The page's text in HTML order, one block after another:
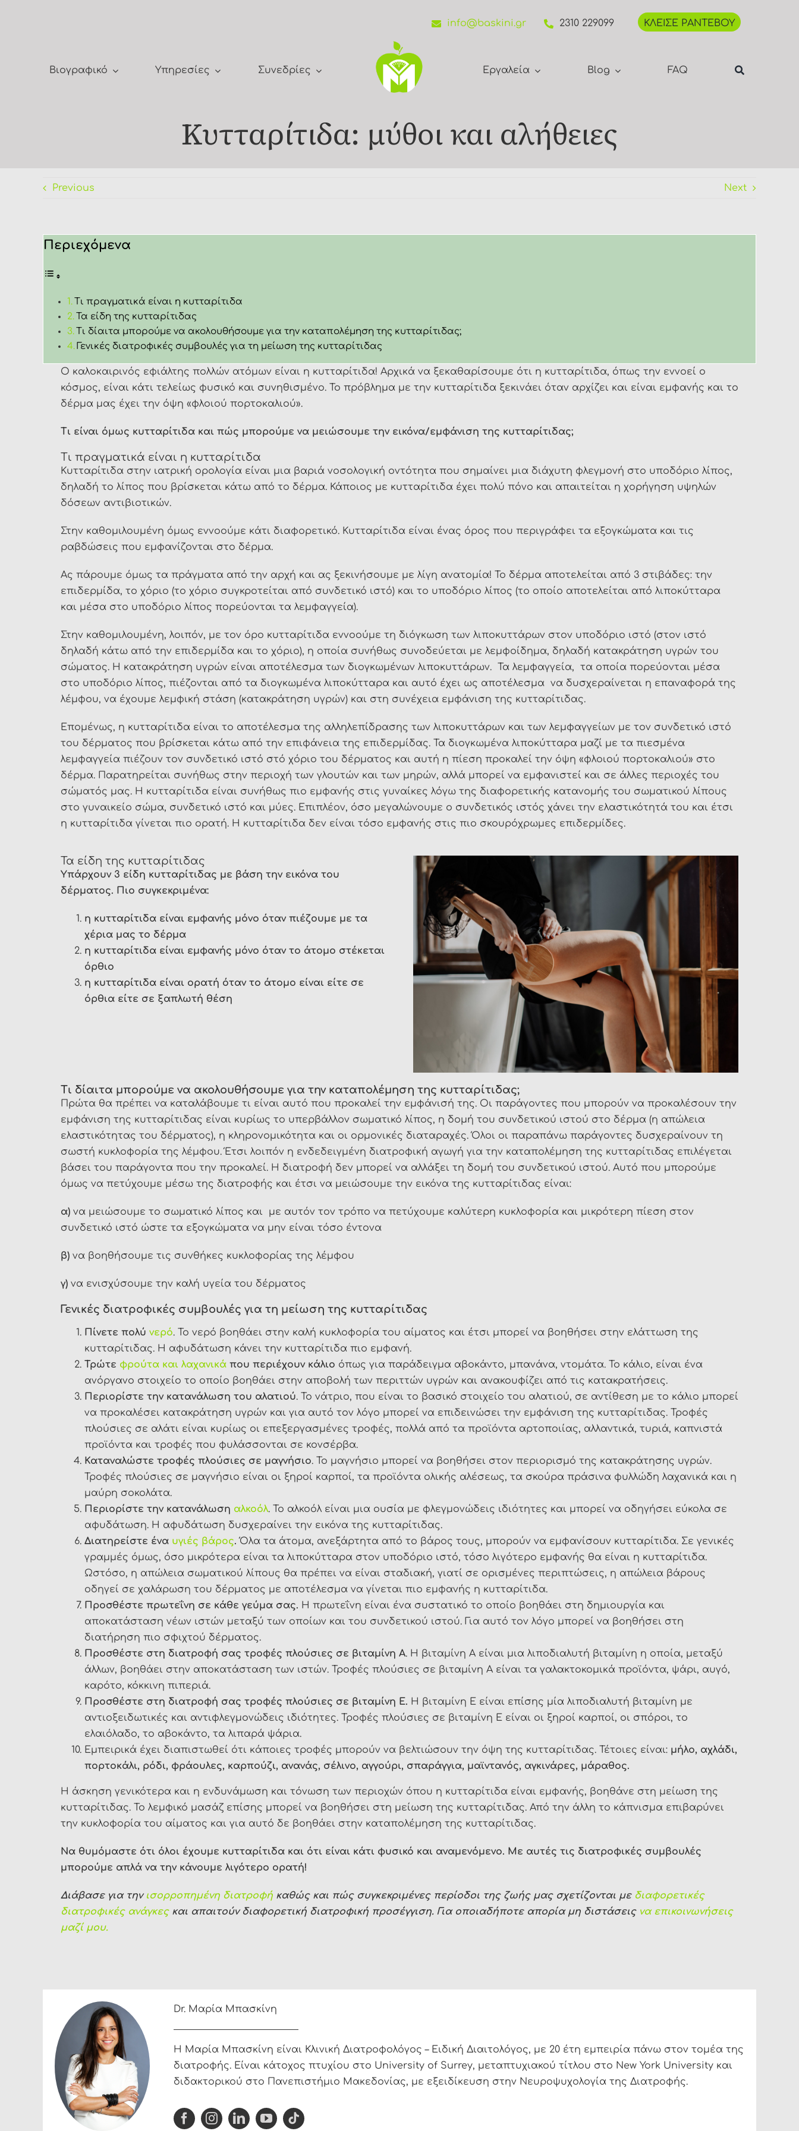
info@baskini.gr 2310 229099 ΚΛΕΙΣΕ ΡΑΝΤΕΒΟΥ
Βιογραφικό Υπηρεσίες Συνεδρίες Εργαλεία Blog FAQ
Κυτταρίτιδα: μύθοι και αλήθειες
Previous Next
Περιεχόμενα
Τι πραγματικά είναι η κυτταρίτιδα
Τα είδη της κυτταρίτιδας
Τι δίαιτα μπορούμε να ακολουθήσουμε για την καταπολέμηση της κυτταρίτιδας;
Γενικές διατροφικές συμβουλές για τη μείωση της κυτταρίτιδας
Ο καλοκαιρινός εφιάλτης πολλών ατόμων είναι η κυτταρίτιδα! Αρχικά να ξεκαθαρίσουμε ότι η κυτταρίτιδα, όπως την εννοεί ο
κόσμος, είναι κάτι τελείως φυσικό και συνηθισμένο. Το πρόβλημα με την κυτταρίτιδα ξεκινάει όταν αρχίζει και είναι εμφανής και το
δέρμα μας έχει την όψη «φλοιού πορτοκαλιού».
Τι είναι όμως κυτταρίτιδα και πώς μπορούμε να μειώσουμε την εικόνα/εμφάνιση της κυτταρίτιδας;
Τι πραγματικά είναι η κυτταρίτιδα
Κυτταρίτιδα στην ιατρική ορολογία είναι μια βαριά νοσολογική οντότητα που σημαίνει μια διάχυτη φλεγμονή στο υποδόριο λίπος,
δηλαδή το λίπος που βρίσκεται κάτω από το δέρμα. Κάποιος με κυτταρίτιδα έχει πολύ πόνο και απαιτείται η χορήγηση υψηλών
δόσεων αντιβιοτικών.
Στην καθομιλουμένη όμως εννοούμε κάτι διαφορετικό. Κυτταρίτιδα είναι ένας όρος που περιγράφει τα εξογκώματα και τις
ραβδώσεις που εμφανίζονται στο δέρμα.
Ας πάρουμε όμως τα πράγματα από την αρχή και ας ξεκινήσουμε με λίγη ανατομία! Το δέρμα αποτελείται από 3 στιβάδες: την
επιδερμίδα, το χόριο (το χόριο συγκροτείται από συνδετικό ιστό) και το υποδόριο λίπος (το οποίο αποτελείται από λιποκύτταρα
και μέσα στο υποδόριο λίπος πορεύονται τα λεμφαγγεία).
Στην καθομιλουμένη, λοιπόν, με τον όρο κυτταρίτιδα εννοούμε τη διόγκωση των λιποκυττάρων στον υποδόριο ιστό (στον ιστό
δηλαδή κάτω από την επιδερμίδα και το χόριο), η οποία συνήθως συνοδεύεται με λεμφοίδημα, δηλαδή κατακράτηση υγρών του
σώματος. Η κατακράτηση υγρών είναι αποτέλεσμα των διογκωμένων λιποκυττάρων. Τα λεμφαγγεία, τα οποία πορεύονται μέσα
στο υποδόριο λίπος, πιέζονται από τα διογκωμένα λιποκύτταρα και αυτό έχει ως αποτέλεσμα να δυσχεραίνεται η επαναφορά της
λέμφου, να έχουμε λεμφική στάση (κατακράτηση υγρών) και στη συνέχεια εμφάνιση της κυτταρίτιδας.
Επομένως, η κυτταρίτιδα είναι το αποτέλεσμα της αλληλεπίδρασης των λιποκυττάρων και των λεμφαγγείων με τον συνδετικό ιστό
του δέρματος που βρίσκεται κάτω από την επιφάνεια της επιδερμίδας. Τα διογκωμένα λιποκύτταρα μαζί με τα πιεσμένα
λεμφαγγεία πιέζουν τον συνδετικό ιστό στό χόριο του δέρματος και αυτή η πίεση προκαλεί την όψη «φλοιού πορτοκαλιού» στο
δέρμα. Παρατηρείται συνήθως στην περιοχή των γλουτών και των μηρών, αλλά μπορεί να εμφανιστεί και σε άλλες περιοχές του
σώματός μας. Η κυτταρίτιδα είναι συνήθως πιο εμφανής στις γυναίκες λόγω της διαφορετικής κατανομής του σωματικού λίπους
στο γυναικείο σώμα, συνδετικό ιστό και μύες. Επιπλέον, όσο μεγαλώνουμε ο συνδετικός ιστός χάνει την ελαστικότητά του και έτσι
η κυτταρίτιδα γίνεται πιο ορατή. Η κυτταρίτιδα δεν είναι τόσο εμφανής στις πιο σκουρόχρωμες επιδερμίδες.
Τα είδη της κυτταρίτιδας
Υπάρχουν 3 είδη κυτταρίτιδας με βάση την εικόνα του
δέρματος. Πιο συγκεκριμένα:
η κυτταρίτιδα είναι εμφανής μόνο όταν πιέζουμε με τα
χέρια μας το δέρμα
η κυτταρίτιδα είναι εμφανής μόνο όταν το άτομο στέκεται
όρθιο
η κυτταρίτιδα είναι ορατή όταν το άτομο είναι είτε σε
όρθια είτε σε ξαπλωτή θέση
Τι δίαιτα μπορούμε να ακολουθήσουμε για την καταπολέμηση της κυτταρίτιδας;
Πρώτα θα πρέπει να καταλάβουμε τι είναι αυτό που προκαλεί την εμφάνισή της. Οι παράγοντες που μπορούν να προκαλέσουν την
εμφάνιση της κυτταρίτιδας είναι κυρίως το υπερβάλλον σωματικό λίπος, η δομή του συνδετικού ιστού στο δέρμα (η απώλεια
ελαστικότητας του δέρματος), η κληρονομικότητα και οι ορμονικές διαταραχές. Όλοι οι παραπάνω παράγοντες δυσχεραίνουν τη
σωστή κυκλοφορία της λέμφου. Έτσι λοιπόν η ενδεδειγμένη διατροφική αγωγή για την καταπολέμηση της κυτταρίτιδας επιλέγεται
βάσει του παράγοντα που την προκαλεί. Η διατροφή δεν μπορεί να αλλάξει τη δομή του συνδετικού ιστού. Αυτό που μπορούμε
όμως να πετύχουμε μέσω της διατροφής και έτσι να μειώσουμε την εικόνα της κυτταρίτιδας είναι:
α)να μειώσουμε το σωματικό λίπος και με αυτόν τον τρόπο να πετύχουμε καλύτερη κυκλοφορία και μικρότερη πίεση στον
συνδετικό ιστό ώστε τα εξογκώματα να μην είναι τόσο έντονα
β)να βοηθήσουμε τις συνθήκες κυκλοφορίας της λέμφου
γ)να ενισχύσουμε την καλή υγεία του δέρματος
Γενικές διατροφικές συμβουλές για τη μείωση της κυτταρίτιδας
Πίνετε πολύ νερό. Το νερό βοηθάει στην καλή κυκλοφορία του αίματος και έτσι μπορεί να βοηθήσει στην ελάττωση της
κυτταρίτιδας. Η αφυδάτωση κάνει την κυτταρίτιδα πιο εμφανή.
Τρώτε φρούτα και λαχανικά που περιέχουν κάλιο όπως για παράδειγμα αβοκάντο, μπανάνα, ντομάτα. Το κάλιο, είναι ένα
ανόργανο στοιχείο το οποίο βοηθάει στην αποβολή των περιττών υγρών και ανακουφίζει από τις κατακρατήσεις.
Περιορίστε την κατανάλωση του αλατιού. Το νάτριο, που είναι το βασικό στοιχείο του αλατιού, σε αντίθεση με το κάλιο μπορεί
να προκαλέσει κατακράτηση υγρών και για αυτό τον λόγο μπορεί να επιδεινώσει την εμφάνιση της κυτταρίτιδας. Τροφές
πλούσιες σε αλάτι είναι κυρίως οι επεξεργασμένες τροφές, πολλά από τα προϊόντα αρτοποιίας, αλλαντικά, τυριά, καπνιστά
προϊόντα και τροφές που φυλάσσονται σε κονσέρβα.
Καταναλώστε τροφές πλούσιες σε μαγνήσιο. Το μαγνήσιο μπορεί να βοηθήσει στον περιορισμό της κατακράτησης υγρών.
Τροφές πλούσιες σε μαγνήσιο είναι οι ξηροί καρποί, τα προϊόντα ολικής αλέσεως, τα σκούρα πράσινα φυλλώδη λαχανικά και η
μαύρη σοκολάτα.
Περιορίστε την κατανάλωση αλκοόλ. Το αλκοόλ είναι μια ουσία με φλεγμονώδεις ιδιότητες και μπορεί να οδηγήσει εύκολα σε
αφυδάτωση. Η αφυδάτωση δυσχεραίνει την εικόνα της κυτταρίτιδας.
Διατηρείστε ένα υγιές βάρος.Όλα τα άτομα, ανεξάρτητα από το βάρος τους, μπορούν να εμφανίσουν κυτταρίτιδα. Σε γενικές
γραμμές όμως, όσο μικρότερα είναι τα λιποκύτταρα στον υποδόριο ιστό, τόσο λιγότερο εμφανής θα είναι η κυτταρίτιδα.
Ωστόσο, η απώλεια σωματικού λίπους θα πρέπει να είναι σταδιακή, γιατί σε ορισμένες περιπτώσεις, η απώλεια βάρους
οδηγεί σε χαλάρωση του δέρματος με αποτέλεσμα να γίνεται πιο εμφανής η κυτταρίτιδα.
Προσθέστε πρωτεΐνη σε κάθε γεύμα σας. Η πρωτεΐνη είναι ένα συστατικό το οποίο βοηθάει στη δημιουργία και
αποκατάσταση νέων ιστών μεταξύ των οποίων και του συνδετικού ιστού. Για αυτό τον λόγο μπορεί να βοηθήσει στη
διατήρηση πιο σφιχτού δέρματος.
Προσθέστε στη διατροφή σας τροφές πλούσιες σε βιταμίνη Α. Η βιταμίνη Α είναι μια λιποδιαλυτή βιταμίνη η οποία, μεταξύ
άλλων, βοηθάει στην αποκατάσταση των ιστών. Τροφές πλούσιες σε βιταμίνη Α είναι τα γαλακτοκομικά προϊόντα, ψάρι, αυγό,
καρότο, κόκκινη πιπεριά.
Προσθέστε στη διατροφή σας τροφές πλούσιες σε βιταμίνη Ε. Η βιταμίνη Ε είναι επίσης μία λιποδιαλυτή βιταμίνη με
αντιοξειδωτικές και αντιφλεγμονώδεις ιδιότητες. Τροφές πλούσιες σε βιταμίνη Ε είναι οι ξηροί καρποί, οι σπόροι, το
ελαιόλαδο, το αβοκάντο, τα λιπαρά ψάρια.
Εμπειρικά έχει διαπιστωθεί ότι κάποιες τροφές μπορούν να βελτιώσουν την όψη της κυτταρίτιδας. Τέτοιες είναι: μήλο, αχλάδι,
πορτοκάλι, ρόδι, φράουλες, καρπούζι, ανανάς, σέλινο, αγγούρι, σπαράγγια, μαϊντανός, αγκινάρες, μάραθος.
Η άσκηση γενικότερα και η ενδυνάμωση και τόνωση των περιοχών όπου η κυτταρίτιδα είναι εμφανής, βοηθάνε στη μείωση της
κυτταρίτιδας. Το λεμφικό μασάζ επίσης μπορεί να βοηθήσει στη μείωση της κυτταρίτιδας. Από την άλλη το κάπνισμα επιβαρύνει
την κυκλοφορία του αίματος και για αυτό δε βοηθάει στην καταπολέμηση της κυτταρίτιδας.
Να θυμόμαστε ότι όλοι έχουμε κυτταρίτιδα και ότι είναι κάτι φυσικό και αναμενόμενο. Με αυτές τις διατροφικές συμβουλές
μπορούμε απλά να την κάνουμε λιγότερο ορατή!
Διάβασε για την ισορροπημένη διατροφήκαθώς και πώς συγκεκριμένες περίοδοι της ζωής μας σχετίζονται με διαφορετικές
διατροφικές ανάγκεςκαι απαιτούν διαφορετική διατροφική προσέγγιση. Για οποιαδήποτε απορία μη διστάσεις να επικοινωνήσεις
μαζί μου.
Dr. Μαρία Μπασκίνη
Η Μαρία Μπασκίνη είναι Κλινική Διατροφολόγος – Ειδική Διαιτολόγος, με 20 έτη εμπειρία πάνω στον τομέα της
διατροφής. Είναι κάτοχος πτυχίου στο University of Surrey, μεταπτυχιακού τίτλου στο New York University και
διδακτορικού στο Πανεπιστήμιο Μακεδονίας, με εξειδίκευση στην Νευροψυχολογία της Διατροφής.